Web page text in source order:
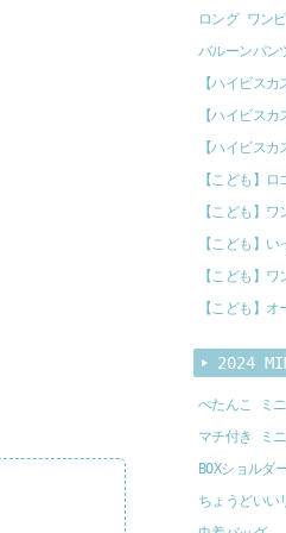
ロング ワン
バルーンパン
【ハイビス
【ハイビス
【ハイビス
【こども】ロ
【こども】
【こども】
【こども】ワ
【こども】
2024
ぺたんこ ミ
マチ付き ミ
BOXショルダ
ちょうどいい